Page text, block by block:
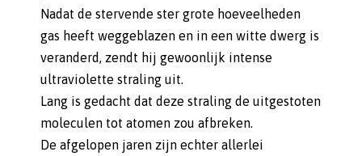
Nadat de stervende ster grote hoeveelheden
gas heeft weggeblazen en in een witte dwerg is
veranderd, zendt hij gewoonlijk intense
ultraviolette straling uit.
Lang is gedacht dat deze straling de uitgestoten
moleculen tot atomen zou afbreken.
De afgelopen jaren zijn echter allerlei